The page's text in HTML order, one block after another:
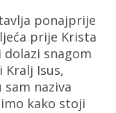
ponajprije
prije Krista
dolazi snagom
Kralj Isus,
naziva
kako stoji